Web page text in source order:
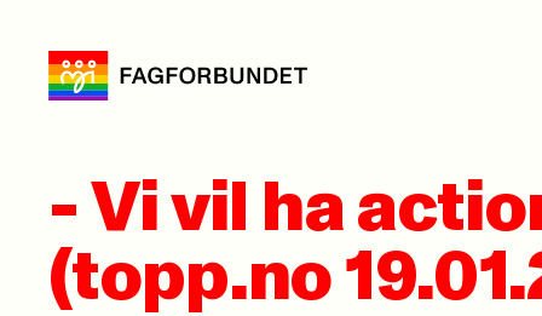
- Vi vil ha
(topp.no